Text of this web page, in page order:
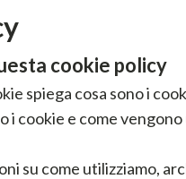
cookie policy
spiega cosa sono i
i cookie e come
su come utilizziamo,